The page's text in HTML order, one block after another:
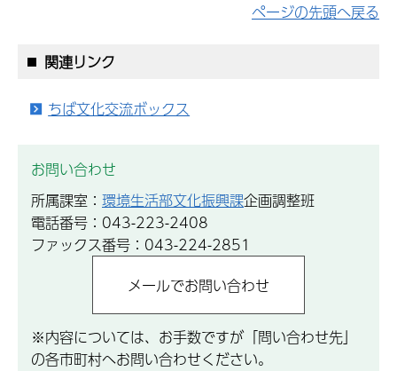
ページの先頭へ戻る
関連リンク
ちば文化交流ボックス
お問い合わせ
所属課室： 環境生活部文化振興課企画調整班
電話番号：043-223-2408
ファックス番号：043-224-2851
※内容については、お手数ですが「問い合わせ先」
の各市町村へお問い合わせください。